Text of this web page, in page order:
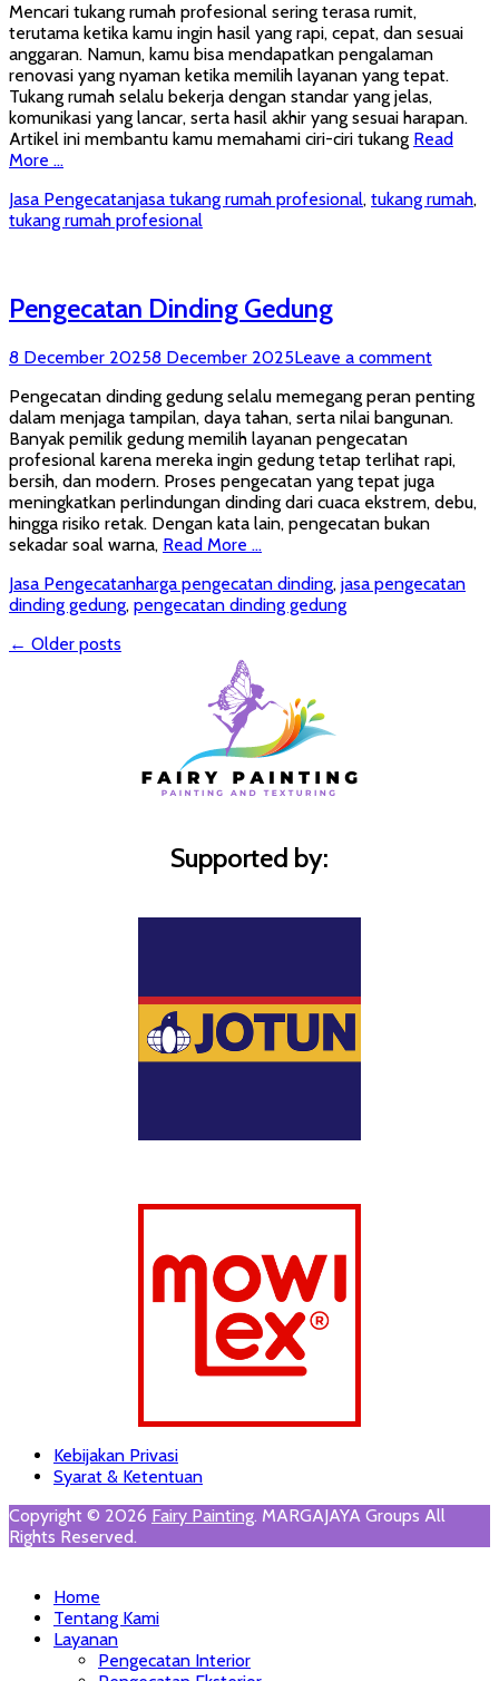
Mencari tukang rumah profesional sering terasa rumit,
terutama ketika kamu ingin hasil yang rapi, cepat, dan sesuai
anggaran. Namun, kamu bisa mendapatkan pengalaman
renovasi yang nyaman ketika memilih layanan yang tepat.
Tukang rumah selalu bekerja dengan standar yang jelas,
komunikasi yang lancar, serta hasil akhir yang sesuai harapan.
Artikel ini membantu kamu memahami ciri-ciri tukang Read
More …
Categories
Jasa PengecatanTags
jasa tukang rumah profesional, tukang rumah,
tukang rumah profesional
Pengecatan Dinding Gedung
Posted
8 December 20258 December 2025Leave a comment
Pengecatan dinding gedung selalu memegang peran penting
dalam menjaga tampilan, daya tahan, serta nilai bangunan.
Banyak pemilik gedung memilih layanan pengecatan
profesional karena mereka ingin gedung tetap terlihat rapi,
bersih, dan modern. Proses pengecatan yang tepat juga
meningkatkan perlindungan dinding dari cuaca ekstrem, debu,
hingga risiko retak. Dengan kata lain, pengecatan bukan
sekadar soal warna, Read More …
Categories
Jasa PengecatanTags
harga pengecatan dinding, jasa pengecatan
dinding gedung, pengecatan dinding gedung
Post
← Older posts
Supported by:
Footer
Menu
Skip
Kebijakan Privasi
Syarat & Ketentuan
Copyright © 2026 Fairy Painting. MARGAJAYA Groups All
Rights Reserved.
Home
Tentang Kami
Layanan
Pengecatan Interior